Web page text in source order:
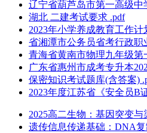
辽宁省葫芦岛市第一高级中
湖北 二建考试要求 .pdf
2023年小学养成教育工作计
省湘潭市公务员省考行政职
青海省黄南市物理九年级
广东省惠州市成考专升本
保密知识考试题库(含答案)
2023年度江苏省《安全员B
2025高二生物：基因突变与
遗传信息传递基础：DNA